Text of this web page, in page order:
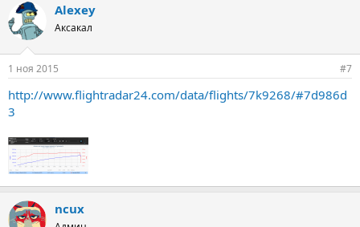
Alexey
Аксакал
1 ноя 2015 #7
http://www.flightradar24.com/data/flights/7k9268/#7d986d
3
ncux